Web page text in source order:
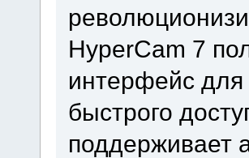
HyperCam 7
интерфейс для
быстрого
поддерживает